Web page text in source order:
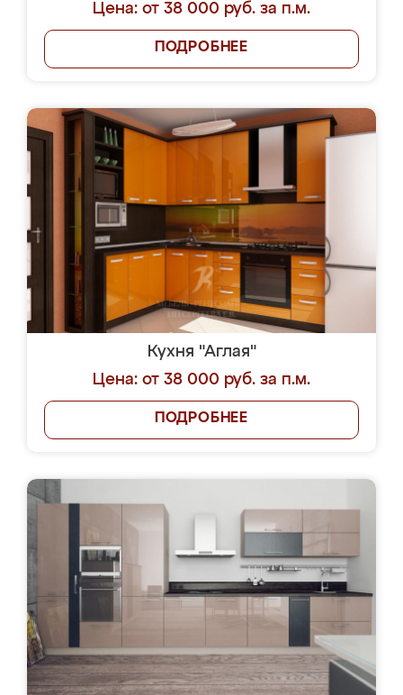
Цена: от 38 000 руб. за п.м.
ПОДРОБНЕЕ
Кухня "Аглая"
Цена: от 38 000 руб. за п.м.
ПОДРОБНЕЕ